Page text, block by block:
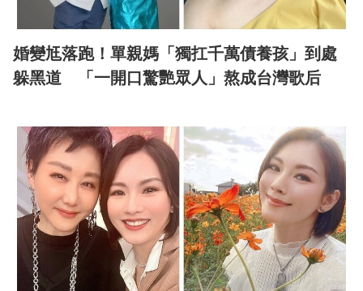
婚變尪落跑！單親媽「獨扛千萬債養孩」到處
躲黑道 「一開口驚艷眾人」熬成台灣歌后